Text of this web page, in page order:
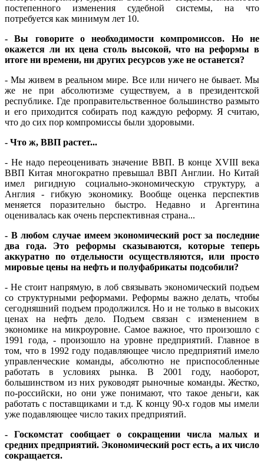
постепенного изменения судебной системы, на что
потребуется как минимум лет 10.
- Вы говорите о необходимости компромиссов. Но не
окажется ли их цена столь высокой, что на реформы в
итоге ни времени, ни других ресурсов уже не останется?
- Мы живем в реальном мире. Все или ничего не бывает. Мы
же не при абсолютизме существуем, а в президентской
республике. Где проправительственное большинство размыто
и его приходится собирать под каждую реформу. Я считаю,
что до сих пор компромиссы были здоровыми.
- Что ж, ВВП растет...
- Не надо переоценивать значение ВВП. В конце XVIII века
ВВП Китая многократно превышал ВВП Англии. Но Китай
имел ригидную социально-экономическую структуру, а
Англия - гибкую экономику. Вообще оценка перспектив
меняется поразительно быстро. Недавно и Аргентина
оценивалась как очень перспективная страна...
- В любом случае имеем экономический рост за последние
два года. Это реформы сказываются, которые теперь
аккуратно по отдельности осуществляются, или просто
мировые цены на нефть и полуфабрикаты подсобили?
- Не стоит напрямую, в лоб связывать экономический подъем
со структурными реформами. Реформы важно делать, чтобы
сегодняшний подъем продолжился. Но и не только в высоких
ценах на нефть дело. Подъем связан с изменением в
экономике на микроуровне. Самое важное, что произошло с
1991 года, - произошло на уровне предприятий. Главное в
том, что в 1992 году подавляющее число предприятий имело
управленческие команды, абсолютно не приспособленные
работать в условиях рынка. В 2001 году, наоборот,
большинством из них руководят рыночные команды. Жестко,
по-российски, но они уже понимают, что такое деньги, как
работать с поставщиками и т.д. К концу 90-х годов мы имели
уже подавляющее число таких предприятий.
- Госкомстат сообщает о сокращении числа малых и
средних предприятий. Экономический рост есть, а их число
сокращается.